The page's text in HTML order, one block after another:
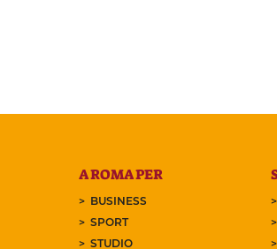
A ROMA PER
BUSINESS
SPORT
STUDIO